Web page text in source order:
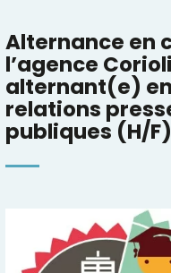
Alternance en
l’agence
alternant(e)
relations
publiques (H/